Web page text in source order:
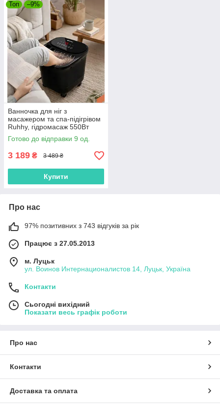
Топ –9%
Ванночка для ніг з
масажером та спа-підігрівом
Ruhhy, гідромасаж 550Вт
26894
Готово до відправки 9 од.
3 189 ₴ 3 489 ₴
Купити
Про нас
97% позитивних з 743 відгуків за рік
Працює з 27.05.2013
м. Луцьк
ул. Воинов Интернационалистов 14, Луцьк, Україна
Контакти
Сьогодні вихідний
Показати весь графік роботи
Про нас
Контакти
Доставка та оплата